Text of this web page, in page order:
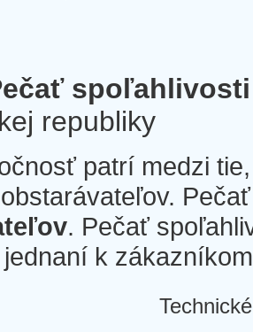
spoľahlivosti
republiky
patrí medzi
. Pečať
k